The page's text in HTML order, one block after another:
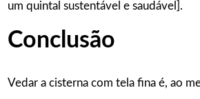
um quintal sustentável e saudável].
Conclusão
Vedar a cisterna com tela fina é, ao